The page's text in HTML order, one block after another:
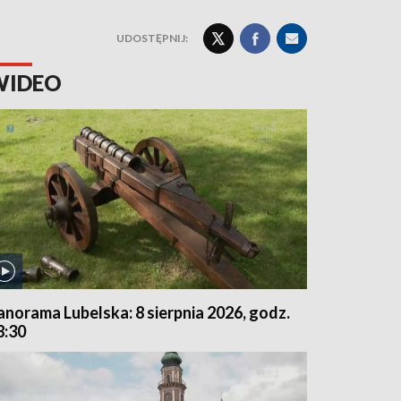
UDOSTĘPNIJ:
Lubelska: 8 sierpnia 2026, godz.